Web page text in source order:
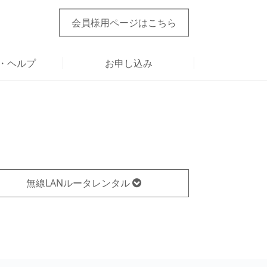
会員様用ページはこちら
ヘルプ お申し込み
無線LANルータレンタル